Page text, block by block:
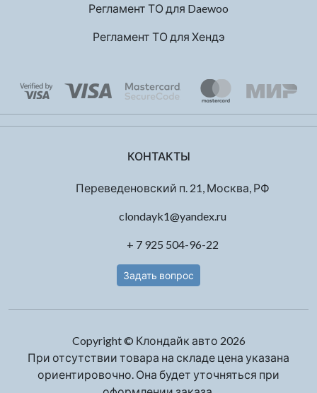
Регламент ТО для Daewoo
Регламент ТО для Хендэ
КОНТАКТЫ
Переведеновский п. 21, Москва, РФ
clondayk1@yandex.ru
+ 7 925 504-96-22
Задать вопрос
Copyright © Клондайк авто 2026
При отсутствии товара на складе цена указана
ориентировочно. Она будет уточняться при